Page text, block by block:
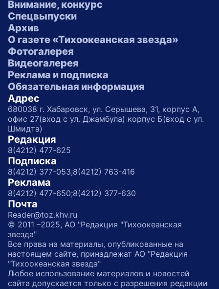
Внимание, конкурс
Спецвыпуски
Архив
О газете «Тихоокеанская звезда»
Фотогалерея
Видеогалерея
Реклама и подписка
Обязательная информация
Адрес
680038 г. Хабаровск, ул. Серышева, 31, корпус А,
офис 27(вход с ул. Джамбула) корпус Б(вход с ул.
Шмидта)
Редакция
8(4212) 477-625
Подписка
8(4212) 377-053;8(4212) 763-416
Реклама
8(4212) 477-650;8(4212) 377-630
Почта
Reader@toz.khv.ru
© 2011 –2025, АО "Редакция "Тихоокеанская
звезда"
Все права на материалы, опубликованные на
настоящем сайте, принадлежат АО "Редакция
"Тихоокеанская звезда"
Любое использование материалов и новостей
сайта допускается только с разрешения редакции